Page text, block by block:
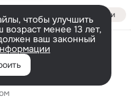
Войти
чтобы улучшить
менее 13 лет,
ваш законный
Şalı